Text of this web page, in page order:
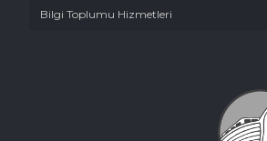
Bilgi Toplumu Hizmetleri